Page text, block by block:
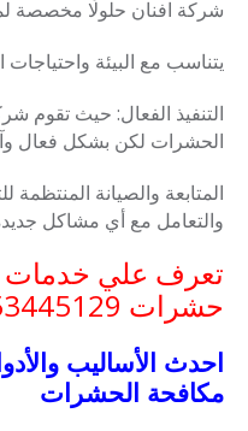
شركة افنان حلولًا مخصصة
يتناسب مع البيئة واحتياجات
التنفيذ الفعال: حيث تقوم
الحشرات لكن بشكل فعال
المتابعة والصيانة
والتعامل مع أي مشاكل
تعرف علي خدمات
حشرات
احدث الأساليب
مكافحة الحشرات